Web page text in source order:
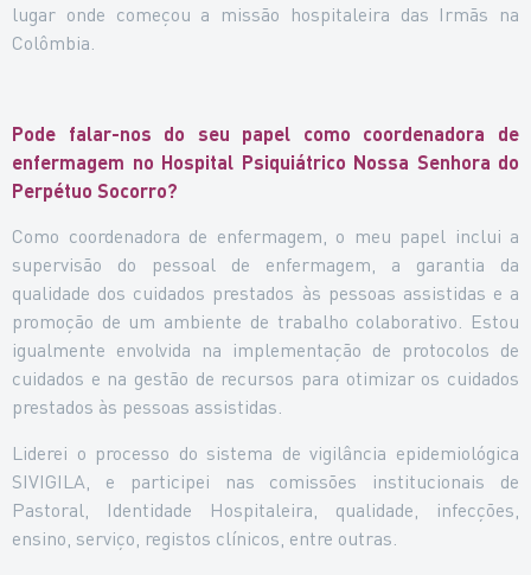
lugar onde começou a missão hospitaleira das Irmãs na
Colômbia.
Pode falar-nos do seu papel como coordenadora de
enfermagem no Hospital Psiquiátrico Nossa Senhora do
Perpétuo Socorro?
Como coordenadora de enfermagem, o meu papel inclui a
supervisão do pessoal de enfermagem, a garantia da
qualidade dos cuidados prestados às pessoas assistidas e a
promoção de um ambiente de trabalho colaborativo. Estou
igualmente envolvida na implementação de protocolos de
cuidados e na gestão de recursos para otimizar os cuidados
prestados às pessoas assistidas.
Liderei o processo do sistema de vigilância epidemiológica
SIVIGILA, e participei nas comissões institucionais de
Pastoral, Identidade Hospitaleira, qualidade, infecções,
ensino, serviço, registos clínicos, entre outras.